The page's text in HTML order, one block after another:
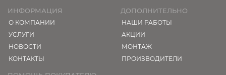
ИНФОРМАЦИЯ
О КОМПАНИИ
УСЛУГИ
НОВОСТИ
КОНТАКТЫ
ДОПОЛНИТЕЛЬНО
НАШИ РАБОТЫ
АКЦИИ
МОНТАЖ
ПРОИЗВОДИТЕЛИ